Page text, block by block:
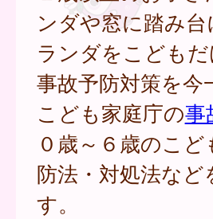
ンダや窓に踏み
ランダをこども
事故予防対策を
こども家庭庁の事
０歳～６歳のこ
防法・対処法な
す。